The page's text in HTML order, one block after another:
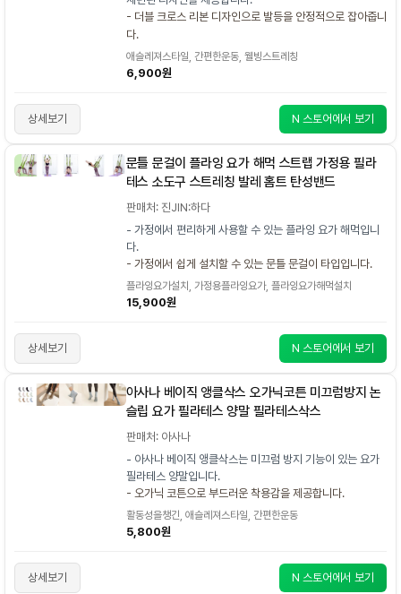
- 더블 크로스 리본 디자인으로 발등을 안정적으로 잡아줍니
다.
애슬레져스타일, 간편한운동, 웰빙스트레칭
6,900원
상세보기 N 스토어에서 보기
문틀 문걸이 플라잉 요가 해먹 스트랩 가정용 필라
테스 소도구 스트레칭 발레 홈트 탄성밴드
판매처: 진JIN:하다
- 가정에서 편리하게 사용할 수 있는 플라잉 요가 해먹입니
다.
- 가정에서 쉽게 설치할 수 있는 문틀 문걸이 타입입니다.
플라잉요가설치, 가정용플라잉요가, 플라잉요가해먹설치
15,900원
상세보기 N 스토어에서 보기
아사나 베이직 앵클삭스 오가닉코튼 미끄럼방지 논
슬립 요가 필라테스 양말 필라테스삭스
판매처: 아사나
- 아사나 베이직 앵클삭스는 미끄럼 방지 기능이 있는 요가
필라테스 양말입니다.
- 오가닉 코튼으로 부드러운 착용감을 제공합니다.
활동성을챙긴, 애슬레져스타일, 간편한운동
5,800원
상세보기 N 스토어에서 보기